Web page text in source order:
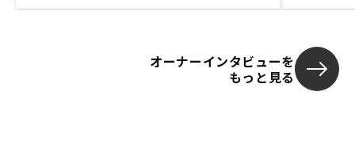
オーナーインタビューを
もっと見る